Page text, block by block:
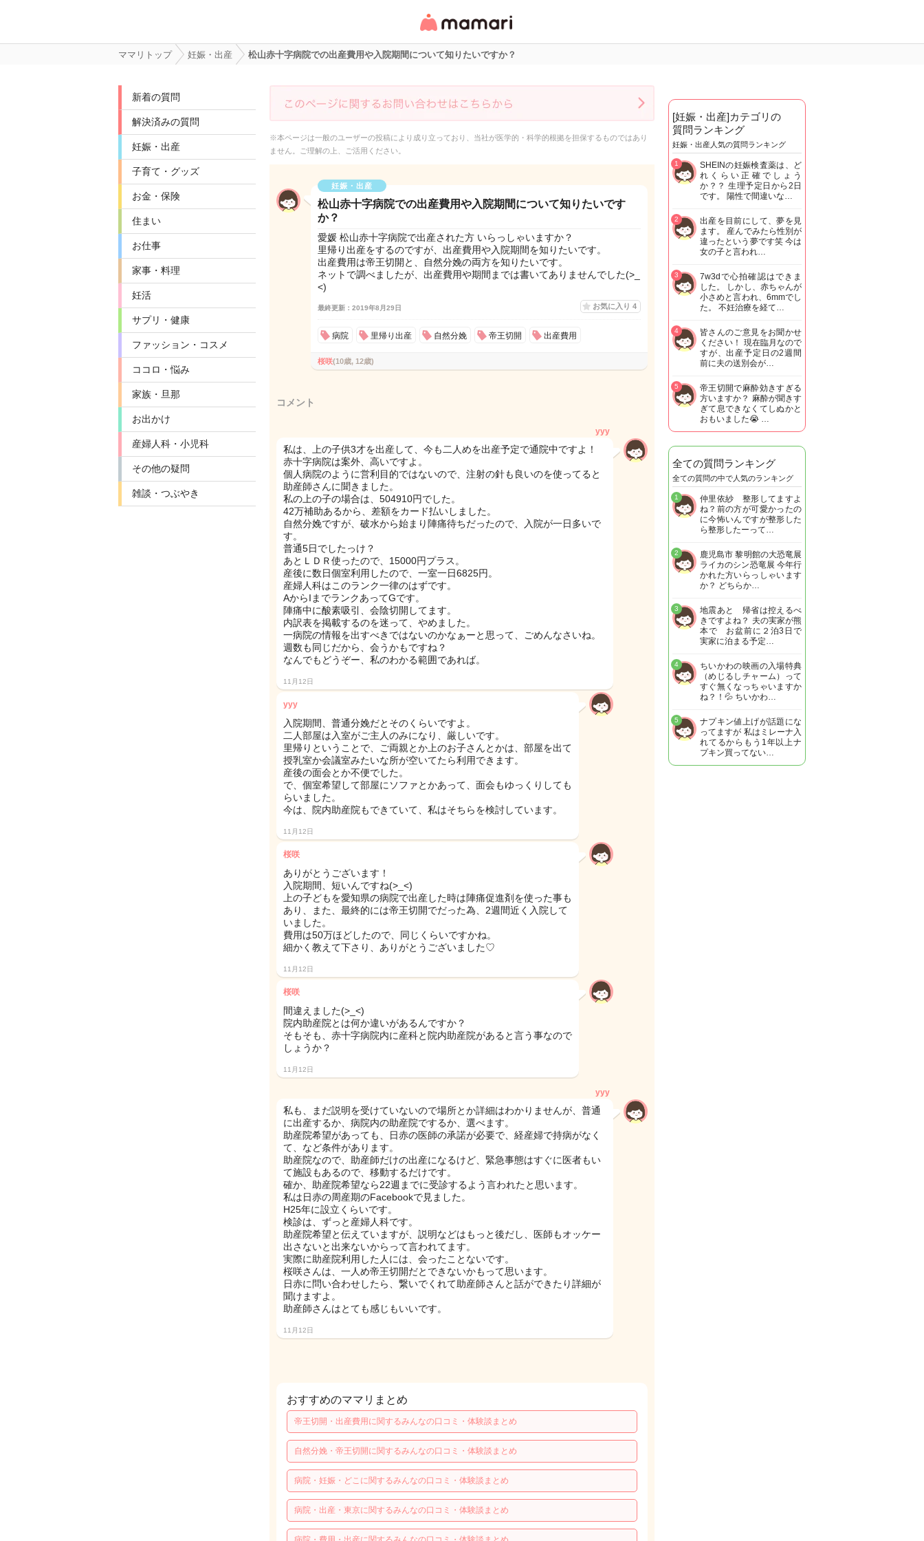
リ・情報サイト
ママリトップ 妊娠・出産 松山赤十字病院での出産費用や入院期間について知りたいですか？
新着の質問
解決済みの質問
妊娠・出産
子育て・グッズ
お金・保険
住まい
お仕事
家事・料理
妊活
サプリ・健康
ファッション・コスメ
ココロ・悩み
家族・旦那
お出かけ
産婦人科・小児科
その他の疑問
雑談・つぶやき
※本ページは一般のユーザーの投稿により成り立っており、当社が医学的・科学的根拠を担保するものではあり
ません。ご理解の上、ご活用ください。
妊娠・出産
松山赤十字病院での出産費用や入院期間について知りたいです
か？
愛媛 松山赤十字病院で出産された方 いらっしゃいますか？
里帰り出産をするのですが、出産費用や入院期間を知りたいです。
出産費用は帝王切開と、自然分娩の両方を知りたいです。
ネットで調べましたが、出産費用や期間までは書いてありませんでした(>_
<)
最終更新：2019年8月29日 お気に入り 4
病院 里帰り出産 自然分娩 帝王切開 出産費用
桜咲(10歳, 12歳)
コメント
yyy
私は、上の子供3才を出産して、今も二人めを出産予定で通院中ですよ！
赤十字病院は案外、高いですよ。
個人病院のように営利目的ではないので、注射の針も良いのを使ってると
助産師さんに聞きました。
私の上の子の場合は、504910円でした。
42万補助あるから、差額をカード払いしました。
自然分娩ですが、破水から始まり陣痛待ちだったので、入院が一日多いで
す。
普通5日でしたっけ？
あとＬＤＲ使ったので、15000円プラス。
産後に数日個室利用したので、一室一日6825円。
産婦人科はこのランク一律のはずです。
AからIまでランクあってGです。
陣痛中に酸素吸引、会陰切開してます。
内訳表を掲載するのを迷って、やめました。
一病院の情報を出すべきではないのかなぁーと思って、ごめんなさいね。
週数も同じだから、会うかもですね？
なんでもどうぞー、私のわかる範囲であれば。
11月12日
yyy
入院期間、普通分娩だとそのくらいですよ。
二人部屋は入室がご主人のみになり、厳しいです。
里帰りということで、ご両親とか上のお子さんとかは、部屋を出て
授乳室か会議室みたいな所が空いてたら利用できます。
産後の面会とか不便でした。
で、個室希望して部屋にソファとかあって、面会もゆっくりしても
らいました。
今は、院内助産院もできていて、私はそちらを検討しています。
11月12日
桜咲
ありがとうございます！
入院期間、短いんですね(>_<)
上の子どもを愛知県の病院で出産した時は陣痛促進剤を使った事も
あり、また、最終的には帝王切開でだった為、2週間近く入院して
いました。
費用は50万ほどしたので、同じくらいですかね。
細かく教えて下さり、ありがとうございました♡
11月12日
桜咲
間違えました(>_<)
院内助産院とは何か違いがあるんですか？
そもそも、赤十字病院内に産科と院内助産院があると言う事なので
しょうか？
11月12日
yyy
私も、まだ説明を受けていないので場所とか詳細はわかりませんが、普通
に出産するか、病院内の助産院でするか、選べます。
助産院希望があっても、日赤の医師の承諾が必要で、経産婦で持病がなく
て、など条件があります。
助産院なので、助産師だけの出産になるけど、緊急事態はすぐに医者もい
て施設もあるので、移動するだけです。
確か、助産院希望なら22週までに受診するよう言われたと思います。
私は日赤の周産期のFacebookで見ました。
H25年に設立くらいです。
検診は、ずっと産婦人科です。
助産院希望と伝えていますが、説明などはもっと後だし、医師もオッケー
出さないと出来ないからって言われてます。
実際に助産院利用した人には、会ったことないです。
桜咲さんは、一人め帝王切開だとできないかもって思います。
日赤に問い合わせしたら、繋いでくれて助産師さんと話ができたり詳細が
聞けますよ。
助産師さんはとても感じもいいです。
11月12日
おすすめのママリまとめ
帝王切開・出産費用に関するみんなの口コミ・体験談まとめ
自然分娩・帝王切開に関するみんなの口コミ・体験談まとめ
病院・妊娠・どこに関するみんなの口コミ・体験談まとめ
病院・出産・東京に関するみんなの口コミ・体験談まとめ
[妊娠・出産]カテゴリの
質問ランキング
妊娠・出産人気の質問ランキング
SHEINの妊娠検査薬は、ど
れくらい正確でしょう
か？？ 生理予定日から2日
です。 陽性で間違いな…
1
出産を目前にして、夢を見
ます。 産んでみたら性別が
違ったという夢です笑 今は
女の子と言われ…
2
7w3dで心拍確認はできま
した。 しかし、赤ちゃんが
小さめと言われ、6mmでし
た。 不妊治療を経て…
3
皆さんのご意見をお聞かせ
ください！ 現在臨月なので
すが、出産予定日の2週間
前に夫の送別会が…
4
帝王切開で麻酔効きすぎる
方いますか？ 麻酔が聞きす
ぎて息できなくてしぬかと
おもいました😭 …
5
全ての質問ランキング
全ての質問の中で人気のランキング
仲里依紗 整形してますよ
ね？前の方が可愛かったの
に今怖いんですが整形した
ら整形したーって…
1
鹿児島市 黎明館の大恐竜展
ライカのシン恐竜展 今年行
かれた方いらっしゃいます
か？ どちらか…
2
地震あと 帰省は控えるべ
きですよね？ 夫の実家が熊
本で お盆前に２泊3日で
実家に泊まる予定…
3
ちいかわの映画の入場特典
（めじるしチャーム）って
すぐ無くなっちゃいますか
ね？！💦 ちいかわ…
4
ナプキン値上げが話題にな
ってますが 私はミレーナ入
れてるからもう1年以上ナ
プキン買ってない…
5